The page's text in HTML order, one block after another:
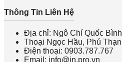
Thông Tin Liên Hệ
Địa chỉ: Ngô Chí Quốc
Thoại Ngọc Hầu, Phú
Điện thoại: 0903.787.767
Email: info@in.pro.vn